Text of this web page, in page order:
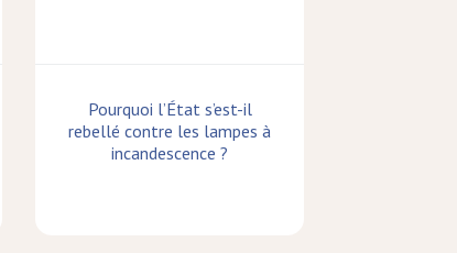
Pourquoi l’État s’est-il
rebellé contre les lampes à
incandescence ?